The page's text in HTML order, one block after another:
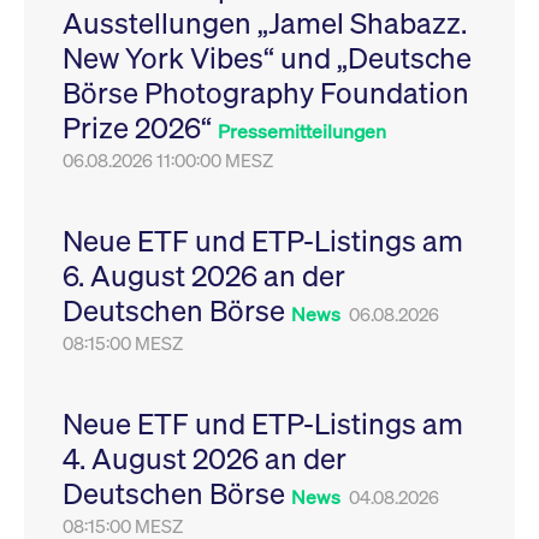
Ausstellungen „Jamel Shabazz.
New York Vibes“ und „Deutsche
Börse Photography Foundation
Prize 2026“ Pressemitteilungen
06.08.2026 11:00:00 MESZ
Neue ETF und ETP-Listings am
6. August 2026 an der
Deutschen Börse News 06.08.2026
08:15:00 MESZ
Neue ETF und ETP-Listings am
4. August 2026 an der
Deutschen Börse News 04.08.2026
08:15:00 MESZ
Leistung der Website
zu messen. Es handelt
sich um ein Muster-
Cookie, bei dem auf
das Präfix _pk_ses
eine kurze Reihe von
VISITOR_PRIVACY_METADATA
YouTube
.youtube.com
6
Monate
Dieses Cookie dient
Speicherung der
Einwilligungs- und
des Nutzers für ihre
Interaktion mit der
Sitzungen geehrt